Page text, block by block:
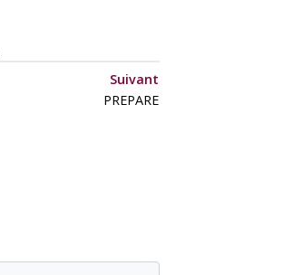
Suivant
PREPARE